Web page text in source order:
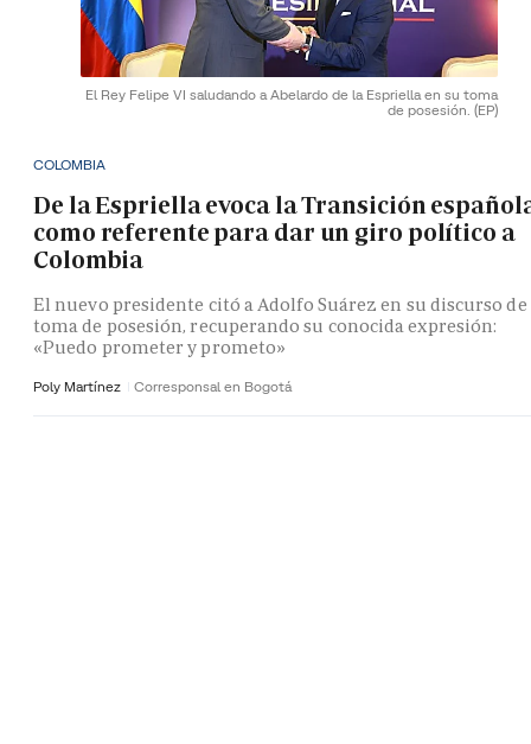
El Rey Felipe VI saludando a Abelardo de la Espriella en su toma
de posesión. (EP)
COLOMBIA
De la Espriella evoca la Transición
como referente para dar un giro político a
Colombia
El nuevo presidente citó a Adolfo Suárez en su discurso de
toma de posesión, recuperando su conocida expresión:
«Puedo prometer y prometo»
Poly Martínez Corresponsal en Bogotá